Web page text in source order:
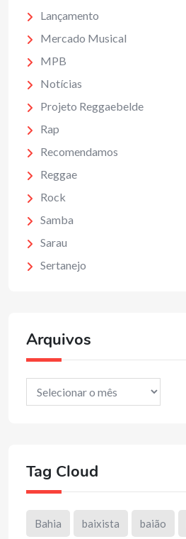
Lançamento
Mercado Musical
MPB
Notícias
Projeto Reggaebelde
Rap
Recomendamos
Reggae
Rock
Samba
Sarau
Sertanejo
Arquivos
Arquivos
Tag Cloud
Bahia baixista baião